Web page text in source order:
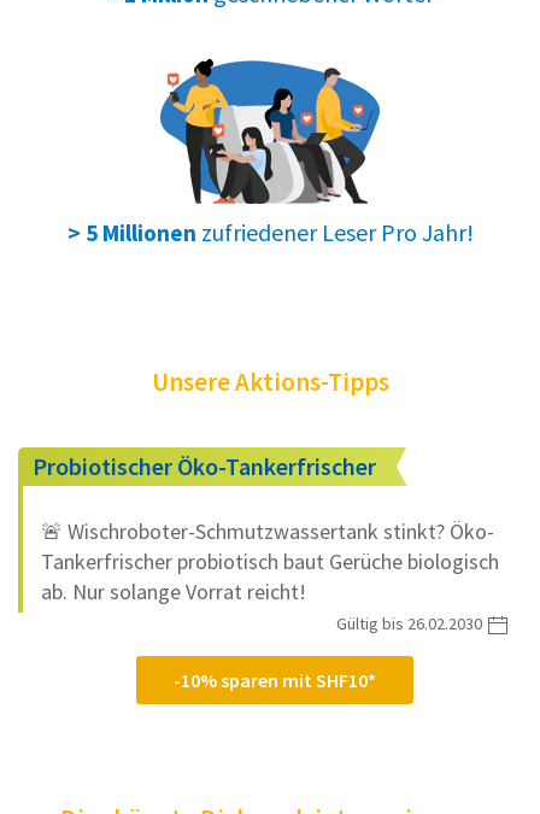
> 5 Millionen zufriedener Leser Pro Jahr!
Unsere Aktions-Tipps
Probiotischer Öko-Tankerfrischer
🚨 Wischroboter-Schmutzwassertank stinkt? Öko-
Tankerfrischer probiotisch baut Gerüche biologisch
ab. Nur solange Vorrat reicht!
-10% sparen mit SHF10*
Gültig bis 26.02.2030